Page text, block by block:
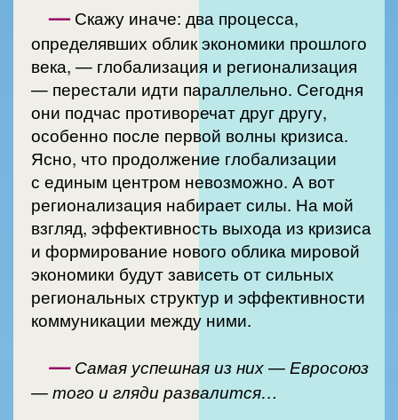
— Скажу иначе: два процесса,
определявших облик экономики прошлого
века, — глобализация и регионализация
— перестали идти параллельно. Сегодня
они подчас противоречат друг другу,
особенно после первой волны кризиса.
Ясно, что продолжение глобализации
с единым центром невозможно. А вот
регионализация набирает силы. На мой
взгляд, эффективность выхода из кризиса
и формирование нового облика мировой
экономики будут зависеть от сильных
региональных структур и эффективности
коммуникации между ними.
—Самая успешная из них — Евросоюз
— того и гляди развалится…